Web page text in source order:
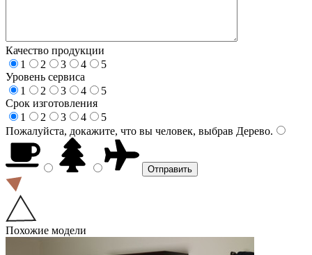
Качество продукции
1
2 3 4
5
Уровень сервиса
1
2 3 4
5
Срок изготовления
1
2 3 4
5
Пожалуйста, докажите, что вы человек, выбрав Дерево.
Похожие модели